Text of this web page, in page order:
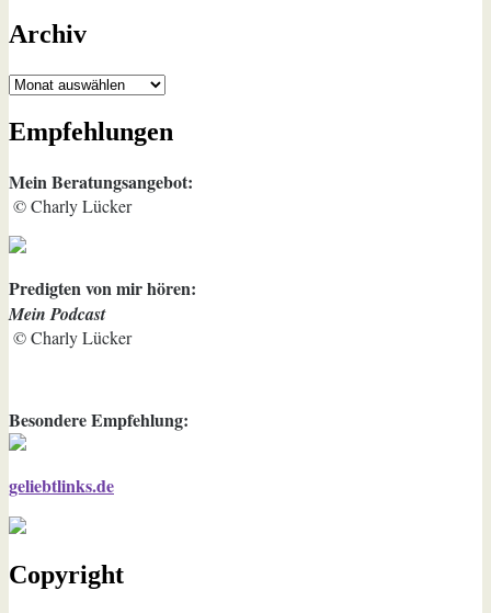
Archiv
Archiv
Empfehlungen
Mein Beratungsangebot:
© Charly Lücker
Predigten von mir hören:
Mein Podcast
© Charly Lücker
Besondere Empfehlung:
geliebtlinks.de
Copyright